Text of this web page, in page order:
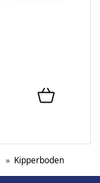
» Kipperboden